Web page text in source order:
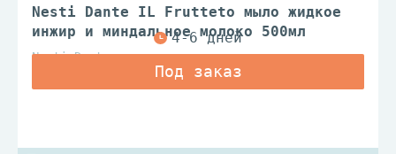
Nesti Dante IL Frutteto мыло жидкое
инжир и миндальное молоко 500мл
Nesti Dante